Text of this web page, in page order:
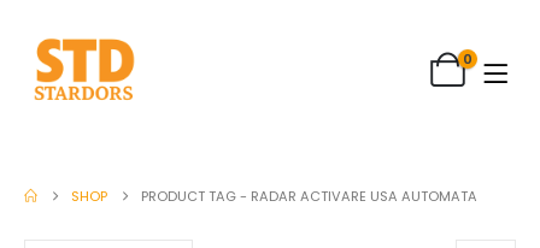
0
SHOP PRODUCT TAG - RADAR ACTIVARE USA AUTOMATA